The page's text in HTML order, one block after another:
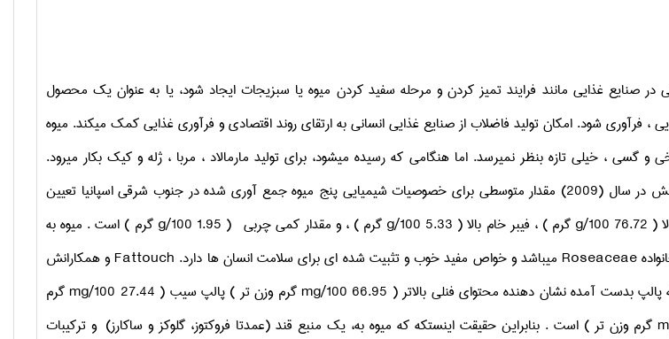
در صنایع غذایی مانند فرایند تمیز کردن و مرحله سفید کردن میوه یا سبزیجات ایجاد شود، یا به عنوان یک محصول
، فرآوری شود. امکان تولید فاضلاب از صنایع غذایی انسانی به ارتقای روند اقتصادی و فرآوری غذایی کمک میکند. میوه
و گسی ، خیلی تازه بنظر نمیرسد. اما هنگامی که رسیده میشود، برای تولید مارمالاد ، مربا ، ژله و کیک بکار میرود.
(2009) مقدار متوسطی
برای خصوصیات شیمیایی پنج میوه جمع آوری شده در جنوب شرقی اسپانیا تعیین
g/100 گرم ) ، فیبر خام بالا ( 5.33 g/100 گرم ) ، و مقدار کمی چربی ( 1.95 g/100 گرم ) است . میوه به
Roseaceae میباشد و خواص مفید خوب و تثبیت شده ای برای سلامت انسان ها دارد. Fattouchو همکارانش
mg/100 گرم وزن تر ) پالپ سیب ( 27.44 mg/100 گرم
گرم وزن تر ) است . بنابراین حقیقت اینستکه که میوه به، یک منبع قند (عمدتا فروکتوز، گلوکز و ساکارز) و ترکیبات